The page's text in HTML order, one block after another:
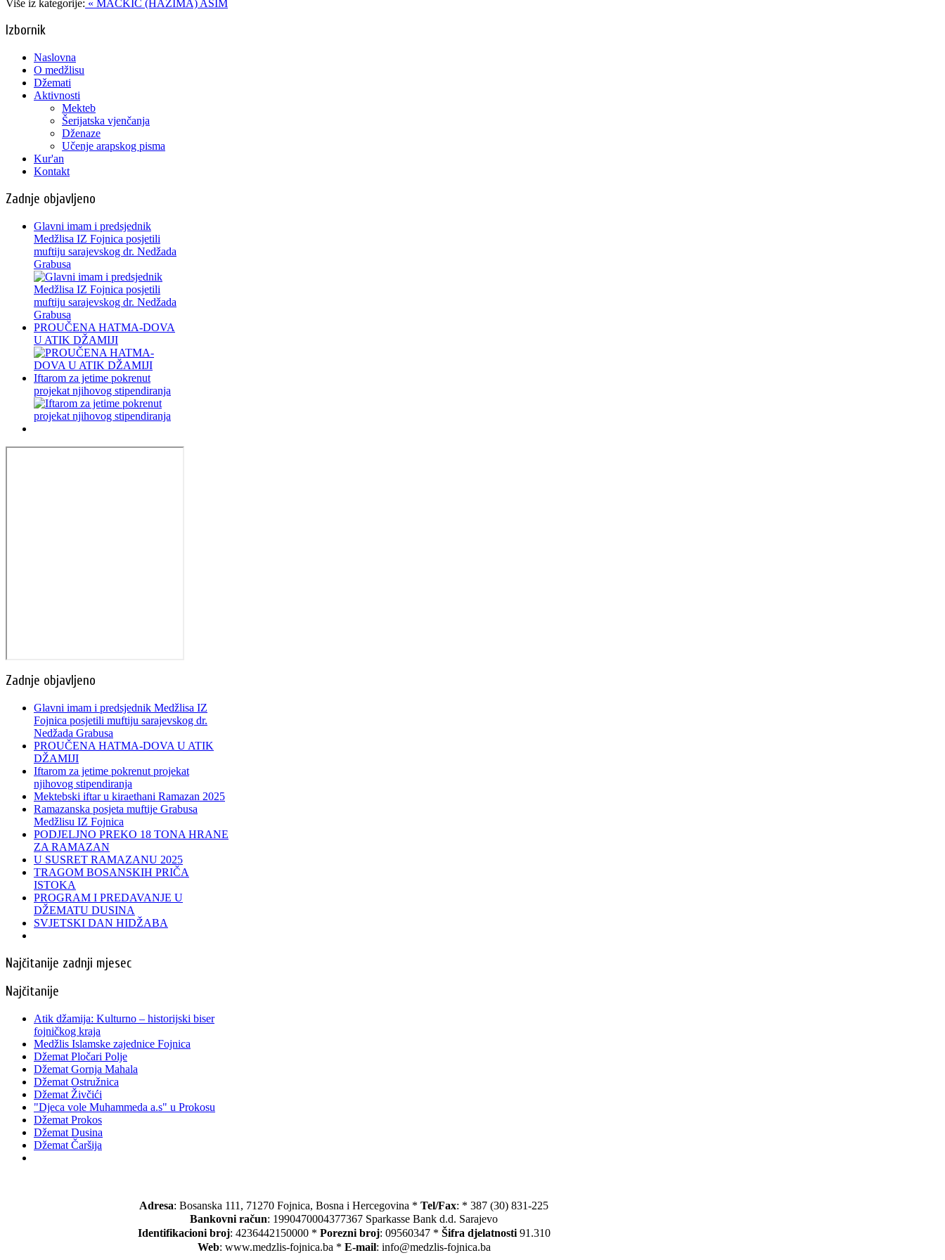
Više iz kategorije: « MAČKIĆ (HAZIMA) ASIM
Izbornik
Naslovna
O medžlisu
Džemati
Aktivnosti
Mekteb
Šerijatska vjenčanja
Dženaze
Učenje arapskog pisma
Kur'an
Kontakt
Zadnje objavljeno
Glavni imam i predsjednik
Medžlisa IZ Fojnica posjetili
muftiju sarajevskog dr. Nedžada
Grabusa
PROUČENA HATMA-DOVA
U ATIK DŽAMIJI
Iftarom za jetime pokrenut
projekat njihovog stipendiranja
Zadnje objavljeno
Glavni imam i predsjednik Medžlisa IZ
Fojnica posjetili muftiju sarajevskog dr.
Nedžada Grabusa
PROUČENA HATMA-DOVA U ATIK
DŽAMIJI
Iftarom za jetime pokrenut projekat
njihovog stipendiranja
Mektebski iftar u kiraethani Ramazan 2025
Ramazanska posjeta muftije Grabusa
Medžlisu IZ Fojnica
PODJELJNO PREKO 18 TONA HRANE
ZA RAMAZAN
U SUSRET RAMAZANU 2025
TRAGOM BOSANSKIH PRIČA
ISTOKA
PROGRAM I PREDAVANJE U
DŽEMATU DUSINA
SVJETSKI DAN HIDŽABA
Najčitanije zadnji mjesec
Najčitanije
Atik džamija: Kulturno – historijski biser
fojničkog kraja
Medžlis Islamske zajednice Fojnica
Džemat Pločari Polje
Džemat Gornja Mahala
Džemat Ostružnica
Džemat Živčići
"Djeca vole Muhammeda a.s" u Prokosu
Džemat Prokos
Džemat Dusina
Džemat Čaršija
Adresa: Bosanska 111, 71270 Fojnica, Bosna i Hercegovina * Tel/Fax: * 387 (30) 831-225
Bankovni račun: 1990470004377367 Sparkasse Bank d.d. Sarajevo
Identifikacioni broj: 4236442150000 * Porezni broj: 09560347 * Šifra djelatnosti91.310
Web: www.medzlis-fojnica.ba * E-mail: info@medzlis-fojnica.ba